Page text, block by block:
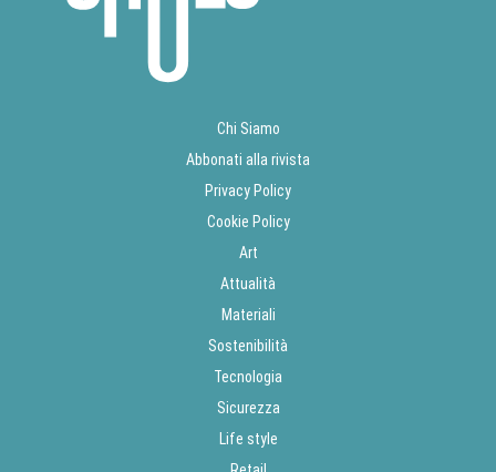
Chi Siamo
Abbonati alla rivista
Privacy Policy
Cookie Policy
Art
Attualità
Materiali
Sostenibilità
Tecnologia
Sicurezza
Life style